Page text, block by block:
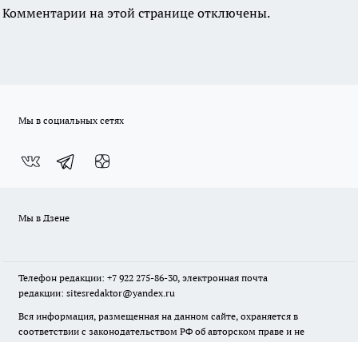
Комментарии на этой странице отключены.
Мы в социальных сетях
Мы в Дзене
Телефон редакции: +7 922 275-86-30, электронная почта
редакции: sitesredaktor@yandex.ru
Вся информация, размещенная на данном сайте, охраняется в
соответствии с законодательством РФ об авторском праве и не